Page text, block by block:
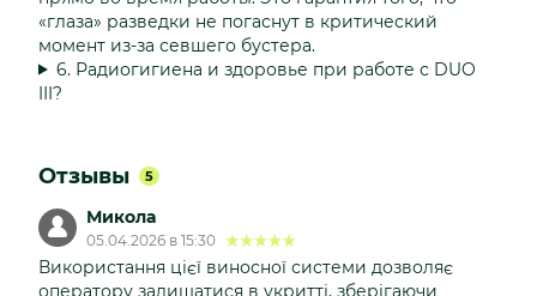
«глаза» разведки не погаснут в критический
момент из-за севшего бустера.
6. Радиогигиена и здоровье при работе с DUO
III?
Отзывы 5
Микола
05.04.2026 в 15:30
Використання цієї виносної системи дозволяє
оператору залишатися в укритті, зберігаючи